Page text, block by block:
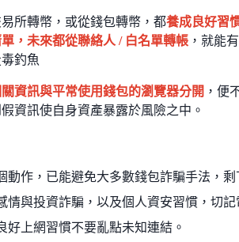
所轉幣，或從錢包轉幣，都養成良好習
，未來都從聯絡人 / 白名單轉帳 ，就能
釣魚
資訊與平常使用錢包的瀏覽器分開 ，便
資訊使自身資產暴露於風險之中。
動作，已能避免大多數錢包詐騙手法，剩
情與投資詐騙，以及個人資安習慣，切記
好上網習慣不要亂點未知連結。